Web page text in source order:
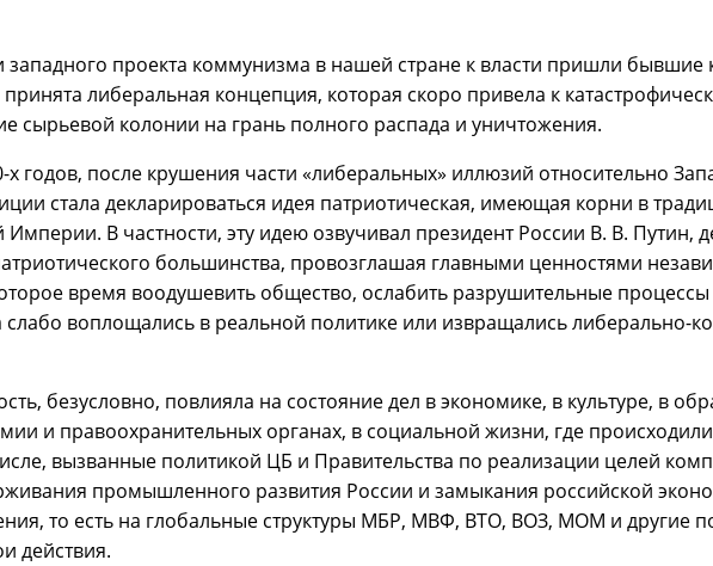
западного проекта коммунизма в нашей стране к власти пришли бывшие
либеральная концепция, которая скоро привела к
сырьевой колонии на грань полного распада и уничтожения.
годов, после крушения части «либеральных» иллюзий относительно
стала декларироваться идея патриотическая, имеющая корни в
Империи. В частности, эту идею озвучивал президент России В. В.
большинства, провозглашая главными ценностями
время воодушевить общество, ослабить разрушительные процессы
слабо воплощались в реальной политике или извращались
безусловно, повлияла на состояние дел в экономике, в культуре, в
и правоохранительных органах, в социальной жизни, где
вызванные политикой ЦБ и Правительства по реализации целей
промышленного развития России и замыкания российской
то есть на глобальные структуры МБР, МВФ, ВТО, ВОЗ, МОМ и другие
действия.